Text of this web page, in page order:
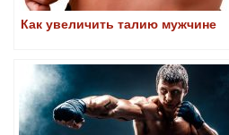
Как увеличить талию мужчине